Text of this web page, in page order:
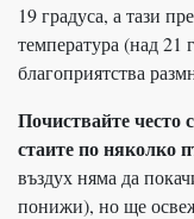
19 градуса, а тази
температура (над 21
благоприятства
Почиствайте често
стаите по няколко
въздух няма да
понижи), но ще